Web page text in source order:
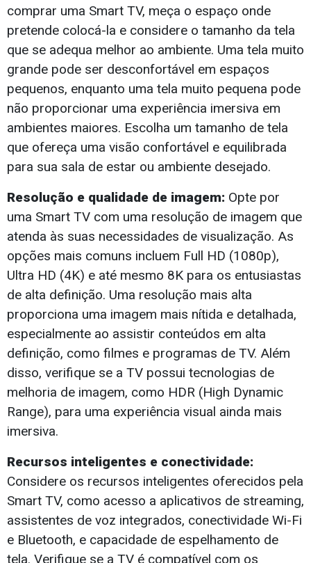
comprar uma Smart TV, meça o espaço onde
pretende colocá-la e considere o tamanho da tela
que se adequa melhor ao ambiente. Uma tela muito
grande pode ser desconfortável em espaços
pequenos, enquanto uma tela muito pequena pode
não proporcionar uma experiência imersiva em
ambientes maiores. Escolha um tamanho de tela
que ofereça uma visão confortável e equilibrada
para sua sala de estar ou ambiente desejado.
Resolução e qualidade de imagem: Opte por
uma Smart TV com uma resolução de imagem que
atenda às suas necessidades de visualização. As
opções mais comuns incluem Full HD (1080p),
Ultra HD (4K) e até mesmo 8K para os entusiastas
de alta definição. Uma resolução mais alta
proporciona uma imagem mais nítida e detalhada,
especialmente ao assistir conteúdos em alta
definição, como filmes e programas de TV. Além
disso, verifique se a TV possui tecnologias de
melhoria de imagem, como HDR (High Dynamic
Range), para uma experiência visual ainda mais
imersiva.
Recursos inteligentes e conectividade:
Considere os recursos inteligentes oferecidos pela
Smart TV, como acesso a aplicativos de streaming,
assistentes de voz integrados, conectividade Wi-Fi
e Bluetooth, e capacidade de espelhamento de
tela. Verifique se a TV é compatível com os